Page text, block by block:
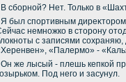
сборной? Нет. Только в
был спортивным
немножко в стοрону
с записями сохраняю,
«Палермо» -
же лысый - плешь кепкой
Под него и засунул.